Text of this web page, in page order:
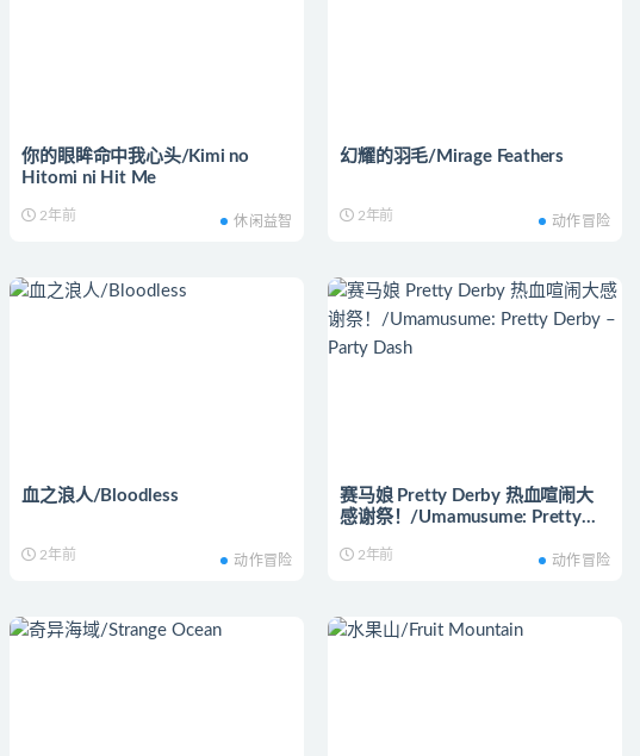
你的眼眸命中我心头/Kimi no
Hitomi ni Hit Me
2年前 休闲益智
幻耀的羽毛/Mirage Feathers
2年前 动作冒险
血之浪人/Bloodless
2年前 动作冒险
赛马娘 Pretty Derby 热血喧闹大
感谢祭！/Umamusume: Pretty
2年前 动作冒险